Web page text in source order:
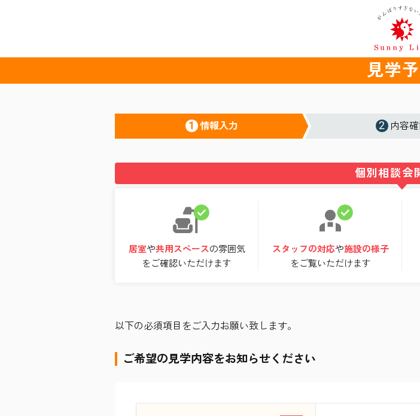
見学
1 情報入力 2 内容
個別相談会
居室や共用スペースの雰囲気
をご確認いただけます
スタッフの対応や施設の様子
をご覧いただけます
以下の必須項目をご入力お願い致します。
ご希望の見学内容をお知らせください